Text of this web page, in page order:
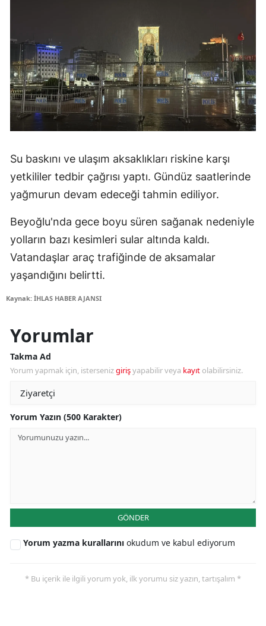
Su baskını ve ulaşım aksaklıkları riskine karşı
yetkililer tedbir çağrısı yaptı. Gündüz saatlerinde
yağmurun devam edeceği tahmin ediliyor.
Beyoğlu'nda gece boyu süren sağanak nedeniyle
yolların bazı kesimleri sular altında kaldı.
Vatandaşlar araç trafiğinde de aksamalar
yaşandığını belirtti.
Kaynak: İHLAS HABER AJANSI
Yorumlar
Takma Ad
Yorum yapmak için, istersenizgirişyapabilir veya kayıt olabilirsiniz.
Yorum Yazın (500 Karakter)
GÖNDER
Yorum yazma kurallarını okudum ve kabul ediyorum
* Bu içerik ile ilgili yorum yok, ilk yorumu siz yazın, tartışalım *